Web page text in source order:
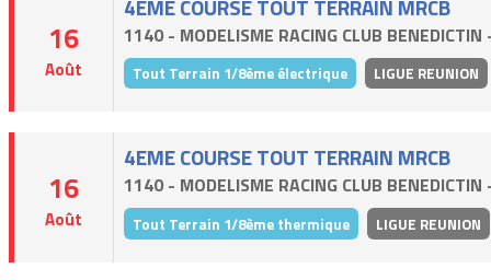
16
Août
4EME COURSE TOUT TERRAIN MRCB
1140 - MODELISME RACING CLUB
Tout Terrain 1/8ème électrique LIGUE REUNION
16
Août
4EME COURSE TOUT TERRAIN MRCB
1140 - MODELISME RACING CLUB
Tout Terrain 1/8ème thermique LIGUE REUNION